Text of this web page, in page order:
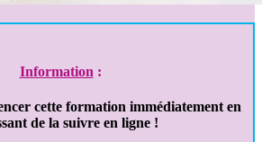
Information :
cette formation immédiatement en
de la suivre en ligne !